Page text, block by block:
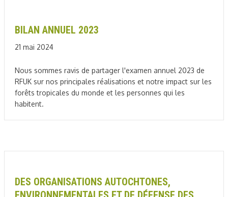
BILAN ANNUEL 2023
21 mai 2024
Nous sommes ravis de partager l'examen annuel 2023 de
RFUK sur nos principales réalisations et notre impact sur les
forêts tropicales du monde et les personnes qui les
habitent.
DES ORGANISATIONS AUTOCHTONES,